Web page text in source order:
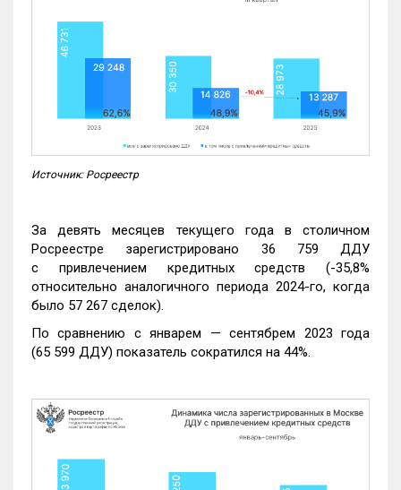
Источник: Росреестр
За девять месяцев текущего года в столичном
Росреестре зарегистрировано 36 759 ДДУ
с привлечением кредитных средств (-35,8%
относительно аналогичного периода 2024-го, когда
было 57 267 сделок).
По сравнению с январем — сентябрем 2023 года
(65 599 ДДУ) показатель сократился на 44%.